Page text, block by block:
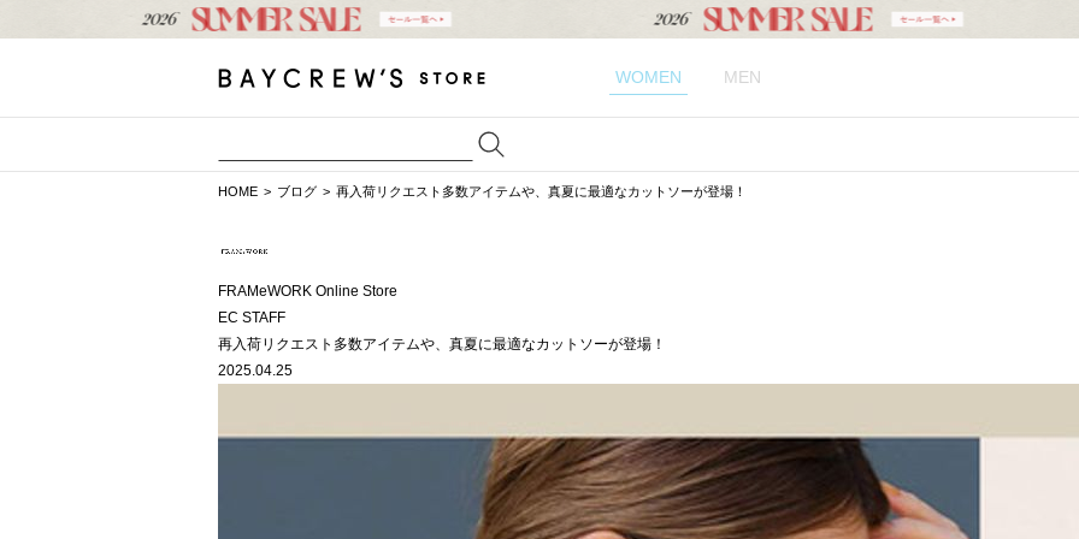
WOMEN MEN
HOME ブログ 再入荷リクエスト多数アイテムや、真夏に最適なカットソーが登場！
FRAMeWORK Online Store
EC STAFF
再入荷リクエスト多数アイテムや、真夏に最適なカットソーが登場！
2025.04.25